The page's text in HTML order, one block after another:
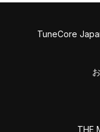
TuneCore
THE